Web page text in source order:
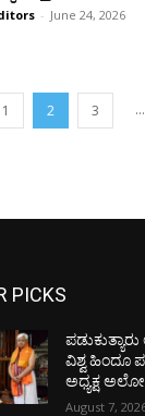
- June 24, 2026
1 2 3 ...
PICKS
ವಿಶ್ವ ಹಿಂದೂ
ಅಧ್ಯಕ್ಷ
August 7,